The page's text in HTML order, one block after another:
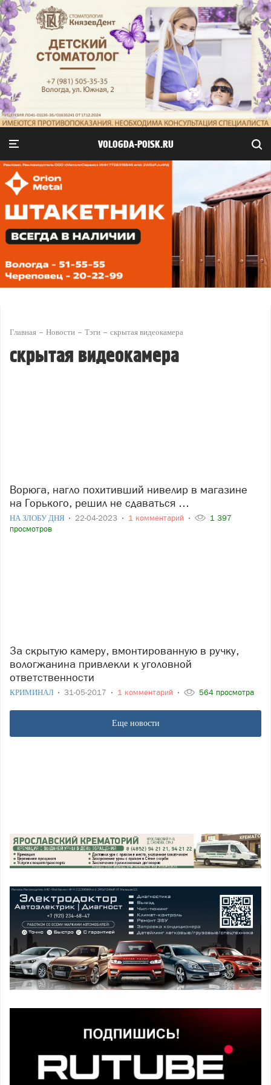
VOLOGDA-POISK.RU
Главная Новости Тэги скрытая видеокамера
скрытая видеокамера
Ворюга, нагло похитивший нивелир в магазине
на Горького, решил не сдаваться …
НА ЗЛОБУ ДНЯ 22-04-2023 1 комментарий
1 397
просмотров
За скрытую камеру, вмонтированную в ручку,
вологжанина привлекли к уголовной
ответственности
КРИМИНАЛ 31-05-2017 1 комментарий 564 просмотра
Еще новости